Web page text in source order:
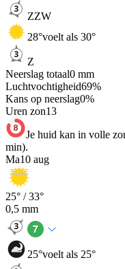
ZZW
28°voelt als 30°
Z
Neerslag totaal0 mm
Luchtvochtigheid69%
Kans op neerslag0%
Uren zon13
Je huid kan in volle
min).
Ma10 aug
25° /33°
0,5 mm
25°voelt als 25°